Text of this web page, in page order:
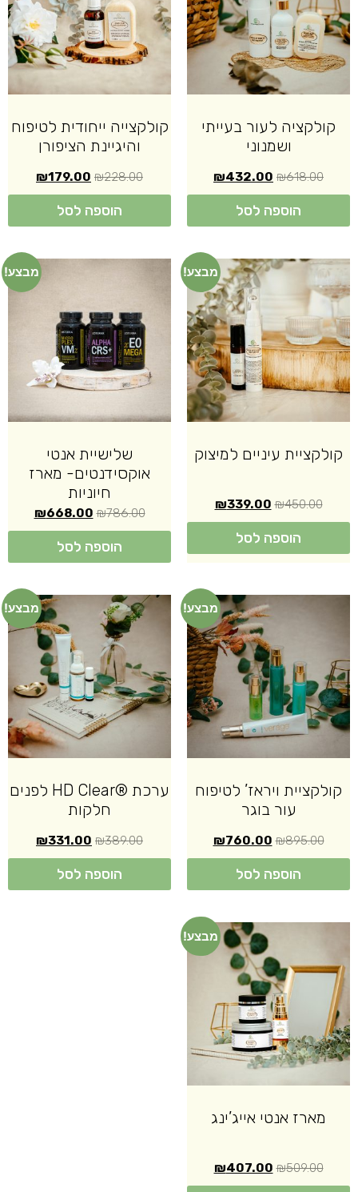
קולקציה לעור בעייתי
ושמנוני
₪618.00
₪432.00
הוספה לסל
קולקצייה ייחודית לטיפוח
והיגיינת הציפורן
₪228.00
₪179.00
הוספה לסל
מבצע!
קולקציית עיניים למיצוק
₪450.00
₪339.00
הוספה לסל
מבצע!
שלישיית אנטי
אוקסידנטים- מארז
חיוניות
₪786.00
₪668.00
הוספה לסל
מבצע!
קולקציית ויראז’ לטיפוח
עור בוגר
₪895.00
₪760.00
הוספה לסל
מבצע!
ערכת ®HD Clear לפנים
חלקות
₪389.00
₪331.00
הוספה לסל
מבצע!
מארז אנטי אייג’ינג
₪509.00
₪407.00